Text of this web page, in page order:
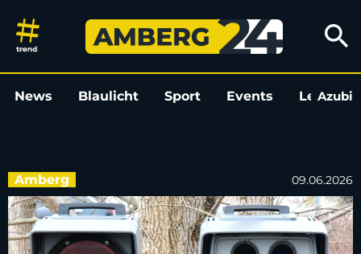
Blitzeraktion der Amberger
search
News Blaulicht Sport Events LeoAzubi
Amberg 09.06.2026